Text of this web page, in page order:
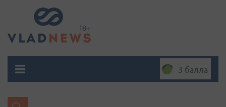
3 балла